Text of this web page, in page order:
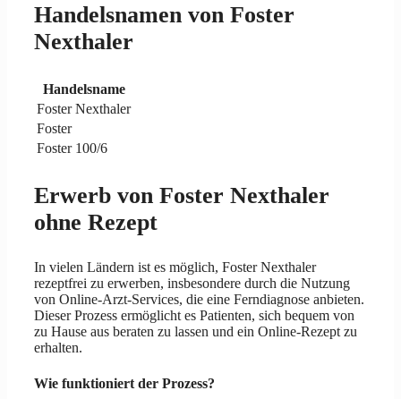
Handelsnamen von Foster
Nexthaler
Handelsname
Foster Nexthaler
Foster
Foster 100/6
Erwerb von Foster Nexthaler
ohne Rezept
In vielen Ländern ist es möglich, Foster Nexthaler
rezeptfrei zu erwerben, insbesondere durch die Nutzung
von Online-Arzt-Services, die eine Ferndiagnose anbieten.
Dieser Prozess ermöglicht es Patienten, sich bequem von
zu Hause aus beraten zu lassen und ein Online-Rezept zu
erhalten.
Wie funktioniert der Prozess?